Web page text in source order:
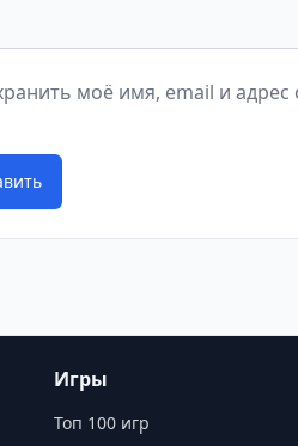
моё имя, email и
Игры
Топ 100 игр